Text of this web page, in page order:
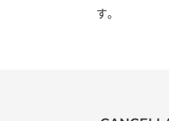
す。